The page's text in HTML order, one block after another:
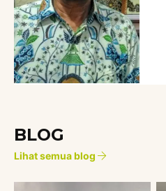
BLOG
Lihat semua blog